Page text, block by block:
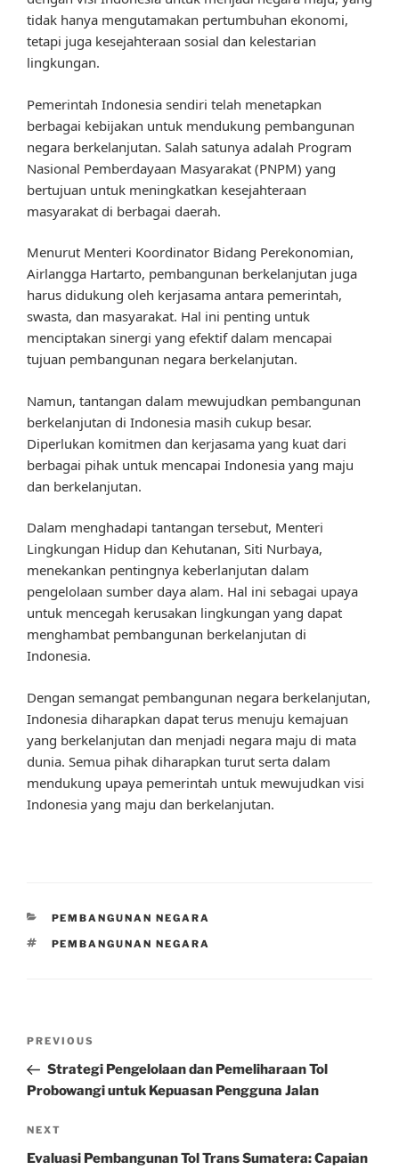
tidak hanya mengutamakan pertumbuhan ekonomi,
tetapi juga kesejahteraan sosial dan kelestarian
lingkungan.
Pemerintah Indonesia sendiri telah menetapkan
berbagai kebijakan untuk mendukung pembangunan
negara berkelanjutan. Salah satunya adalah Program
Nasional Pemberdayaan Masyarakat (PNPM) yang
bertujuan untuk meningkatkan kesejahteraan
masyarakat di berbagai daerah.
Menurut Menteri Koordinator Bidang Perekonomian,
Airlangga Hartarto, pembangunan berkelanjutan juga
harus didukung oleh kerjasama antara pemerintah,
swasta, dan masyarakat. Hal ini penting untuk
menciptakan sinergi yang efektif dalam mencapai
tujuan pembangunan negara berkelanjutan.
Namun, tantangan dalam mewujudkan pembangunan
berkelanjutan di Indonesia masih cukup besar.
Diperlukan komitmen dan kerjasama yang kuat dari
berbagai pihak untuk mencapai Indonesia yang maju
dan berkelanjutan.
Dalam menghadapi tantangan tersebut, Menteri
Lingkungan Hidup dan Kehutanan, Siti Nurbaya,
menekankan pentingnya keberlanjutan dalam
pengelolaan sumber daya alam. Hal ini sebagai upaya
untuk mencegah kerusakan lingkungan yang dapat
menghambat pembangunan berkelanjutan di
Indonesia.
Dengan semangat pembangunan negara berkelanjutan,
Indonesia diharapkan dapat terus menuju kemajuan
yang berkelanjutan dan menjadi negara maju di mata
dunia. Semua pihak diharapkan turut serta dalam
mendukung upaya pemerintah untuk mewujudkan visi
Indonesia yang maju dan berkelanjutan.
CATEGORIES
PEMBANGUNAN NEGARA
TAGS
PEMBANGUNAN NEGARA
Previous
Post
PREVIOUS
Strategi Pengelolaan dan Pemeliharaan Tol
Probowangi untuk Kepuasan Pengguna Jalan
Next
Post
NEXT
Evaluasi Pembangunan Tol Trans Sumatera: Capaian